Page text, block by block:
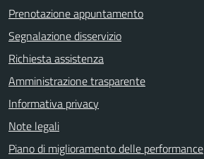
Prenotazione appuntamento
Segnalazione disservizio
Richiesta assistenza
Amministrazione trasparente
Informativa privacy
Note legali
Piano di miglioramento delle performance